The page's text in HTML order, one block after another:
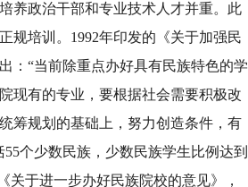
养政治干部和专业技术人才并重。此
规培训。1992年印发的《关于加强民
：“当前除重点办好具有民族特色的学
现有的专业，要根据社会需要积极改
筹规划的基础上，努力创造条件，有
个少数民族，少数民族学生比例达到
关于进一步办好民族院校的意见》，